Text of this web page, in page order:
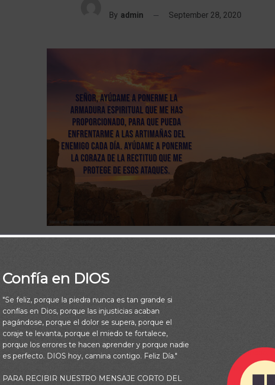
By admin September 28, 2020
La justicia guarda al de perfecto camino; Mas la impiedad trastornará al
13:6)
Señor, ayúdame a ponerme la armadura espiritual que me has proporcionado,
enfrentarme a las artimañas del enemigo cada día (Ef. 6:11). Ayúdame a
Confía en DIOS
"Se feliz, porque la piedra nunca es tan grande si
confías en Dios, porque las injusticias acaban
pagándose, porque el dolor se supera, porque el
coraje te levanta, porque el miedo te fortalece,
porque los errores te hacen aprender y porque nadie
es perfecto. DIOS hoy, camina contigo. Feliz Día."
PARA RECIBIR NUESTRO MENSAJE CORTO DEL